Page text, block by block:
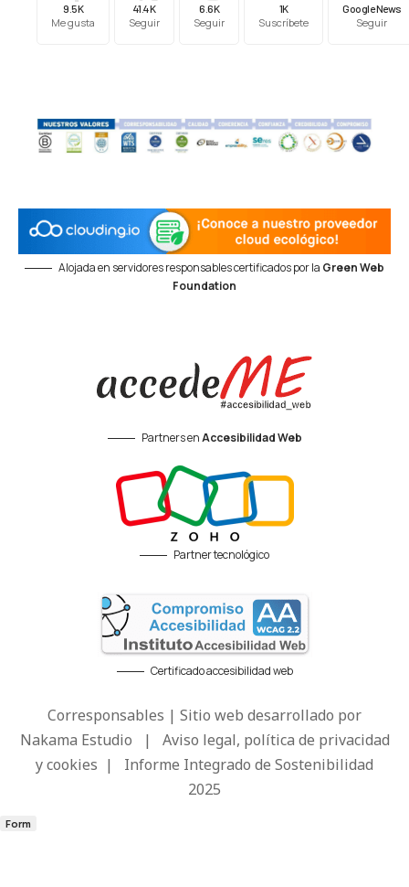
9.5K
Me gusta
41.4K
Seguir
6.6K
Seguir
1K
Suscríbete
Google News
Seguir
Alojada en servidores responsables certificados por la Green Web
Foundation
Partners enAccesibilidad Web
Partner tecnológico
Certificado accesibilidad web
Corresponsables | Sitio web desarrollado por
Nakama Estudio | Aviso legal, política de privacidad
y cookies | Informe Integrado de Sostenibilidad
2025
Form